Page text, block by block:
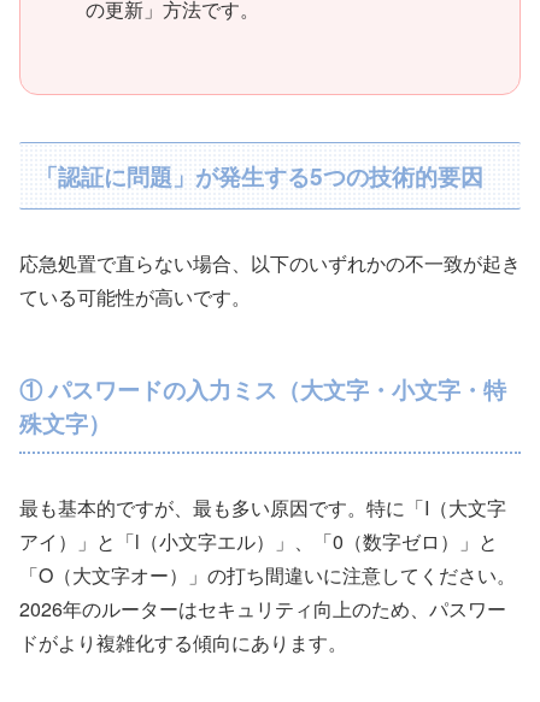
の更新」方法です。
「認証に問題」が発生する5つの技術的要因
応急処置で直らない場合、以下のいずれかの不一致が起き
ている可能性が高いです。
① パスワードの入力ミス（大文字・小文字・特
殊文字）
最も基本的ですが、最も多い原因です。特に「I（大文字
アイ）」と「l（小文字エル）」、「0（数字ゼロ）」と
「O（大文字オー）」の打ち間違いに注意してください。
2026年のルーターはセキュリティ向上のため、パスワー
ドがより複雑化する傾向にあります。